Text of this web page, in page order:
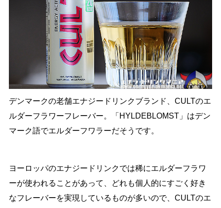
デンマークの老舗エナジードリンクブランド、CULTのエ
ルダーフラワーフレーバー。「HYLDEBLOMST」はデン
マーク語でエルダーフワラーだそうです。
ヨーロッパのエナジードリンクでは稀にエルダーフラワ
ーが使われることがあって、どれも個人的にすごく好き
なフレーバーを実現しているものが多いので、CULTのエ